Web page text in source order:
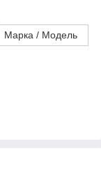
Марка / Модель